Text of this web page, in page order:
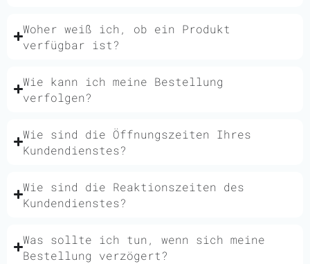
Woher weiß ich, ob ein Produkt
verfügbar ist?
Wie kann ich meine Bestellung
verfolgen?
Wie sind die Öffnungszeiten Ihres
Kundendienstes?
Wie sind die Reaktionszeiten des
Kundendienstes?
Was sollte ich tun, wenn sich meine
Bestellung verzögert?